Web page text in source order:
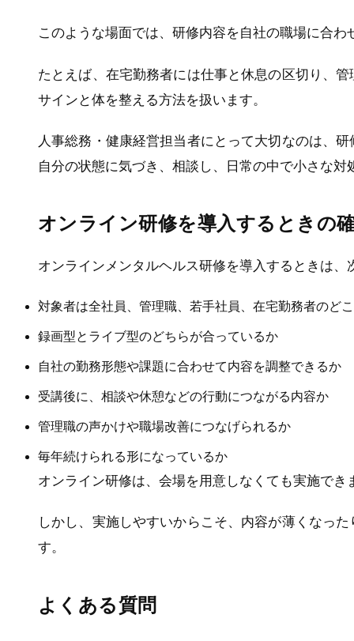
このような場面では、研修内容を自社の職場に合わ
たとえば、在宅勤務者には仕事と休息の区切り、
サインと体を整える方法を扱います。
人事総務・健康経営担当者にとって大切なのは、
自分の状態に気づき、相談し、日常の中で小さな対
オンライン研修を導入するときの
オンラインメンタルヘルス研修を導入するときは、
対象者は全社員、管理職、若手社員、在宅勤務者のど
録画型とライブ型のどちらが合っているか
自社の勤務形態や課題に合わせて内容を調整できるか
受講後に、相談や休憩などの行動につながる内容か
管理職の声かけや職場改善につなげられるか
毎年続けられる形になっているか
オンライン研修は、会場を用意しなくても実施でき
しかし、実施しやすいからこそ、内容が薄くなっ
す。
よくある質問